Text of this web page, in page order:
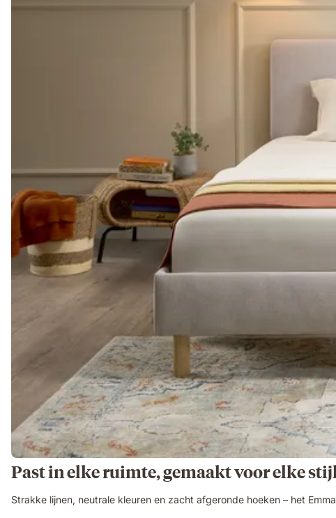
Past in elke ruimte, gemaakt voor elke stijl
Strakke lijnen, neutrale kleuren en zacht afgeronde hoeken – het